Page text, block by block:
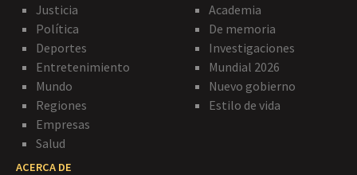
Justicia
Política
Deportes
Entretenimiento
Mundo
Regiones
Empresas
Salud
Academia
De memoria
Investigaciones
Mundial 2026
Nuevo gobierno
Estilo de vida
ACERCA DE